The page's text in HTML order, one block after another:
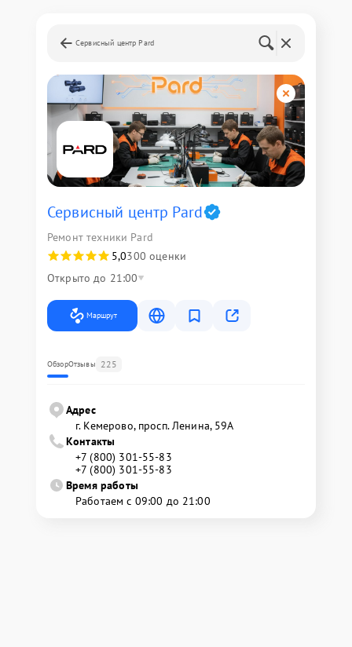
Сервисный центр Pard
Сервисный центр Pard
Ремонт техники Pard
5,0300 оценки
Открыто до 21:00
Маршрут
ОбзорОтзывы 225
Адрес
г. Кемерово, просп. Ленина, 59А
Контакты
+7 (800) 301-55-83
+7 (800) 301-55-83
Время работы
Работаем с 09:00 до 21:00